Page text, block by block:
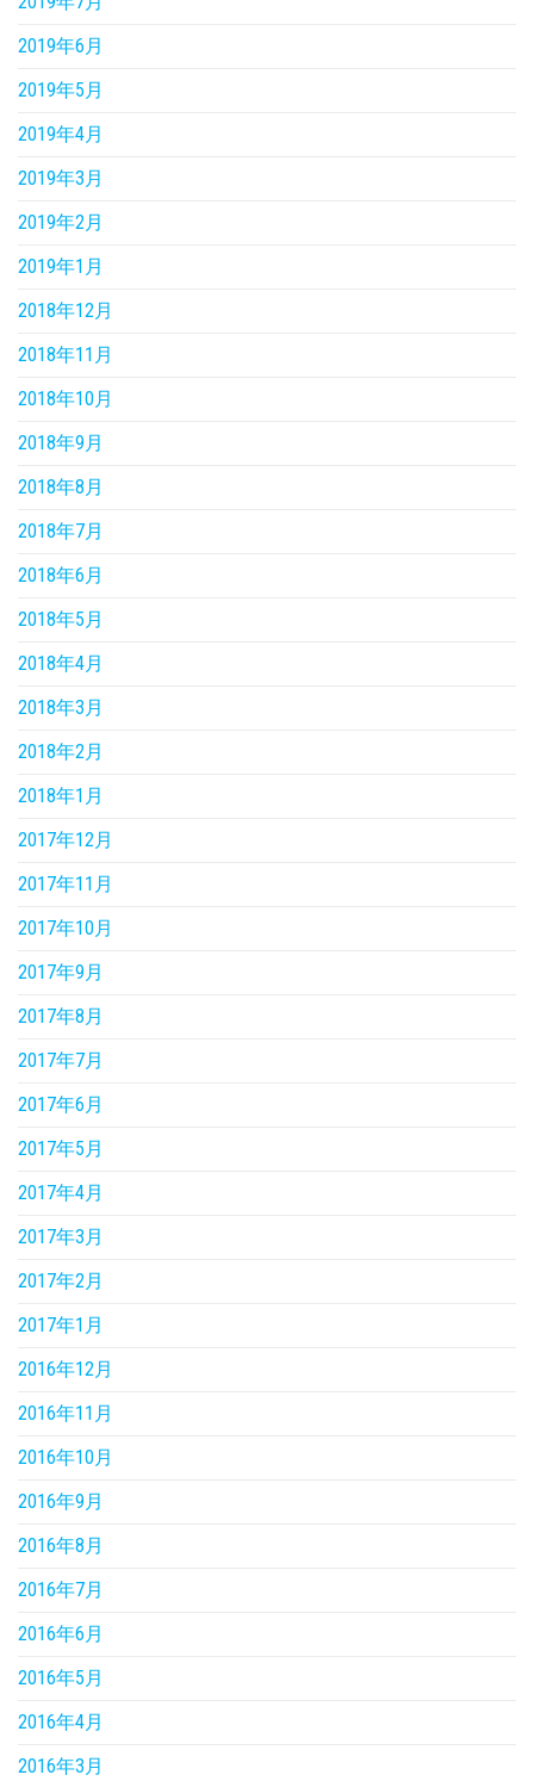
2019年6月
2019年5月
2019年4月
2019年3月
2019年2月
2019年1月
2018年12月
2018年11月
2018年10月
2018年9月
2018年8月
2018年7月
2018年6月
2018年5月
2018年4月
2018年3月
2018年2月
2018年1月
2017年12月
2017年11月
2017年10月
2017年9月
2017年8月
2017年7月
2017年6月
2017年5月
2017年4月
2017年3月
2017年2月
2017年1月
2016年12月
2016年11月
2016年10月
2016年9月
2016年8月
2016年7月
2016年6月
2016年5月
2016年4月
2016年3月